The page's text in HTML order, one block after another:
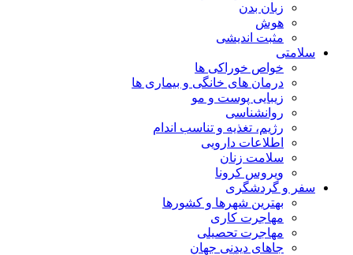
زبان بدن
هوش
مثبت اندیشی
سلامتی
خواص خوراکی ها
درمان های خانگی و بیماری ها
زیبایی پوست و مو
روانشناسی
رژیم، تغذیه و تناسب اندام
اطلاعات دارویی
سلامت زنان
ویروس کرونا
سفر و گردشگری
بهترین شهرها و کشورها
مهاجرت کاری
مهاجرت تحصیلی
جاهای دیدنی جهان